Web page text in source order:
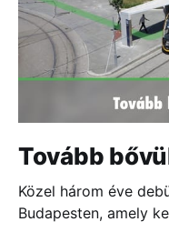
Tovább
Közel három éve
Budapesten, amely